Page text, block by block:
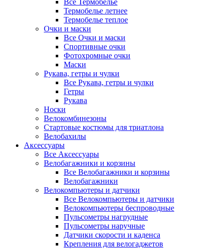
Все Термобелье
Термобелье летнее
Термобелье теплое
Очки и маски
Все Очки и маски
Спортивные очки
Фотохромные очки
Маски
Рукава, гетры и чулки
Все Рукава, гетры и чулки
Гетры
Рукава
Носки
Велокомбинезоны
Стартовые костюмы для триатлона
Велобахилы
Аксессуары
Все Аксессуары
Велобагажники и корзины
Все Велобагажники и корзины
Велобагажники
Велокомпьютеры и датчики
Все Велокомпьютеры и датчики
Велокомпьютеры беспроводные
Пульсометры нагрудные
Пульсометры наручные
Датчики скорости и каденса
Крепления для велогаджетов